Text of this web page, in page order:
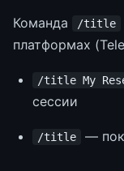
Команда /title
платформах
/title My
сессии
/title —